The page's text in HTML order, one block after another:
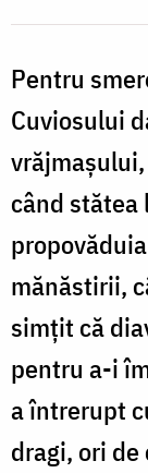
Zamfirescu
Pentru
Cuviosului
când stătea
mănăstirii,
simţit că
pentru a-i
a întrerupt
dragi, ori